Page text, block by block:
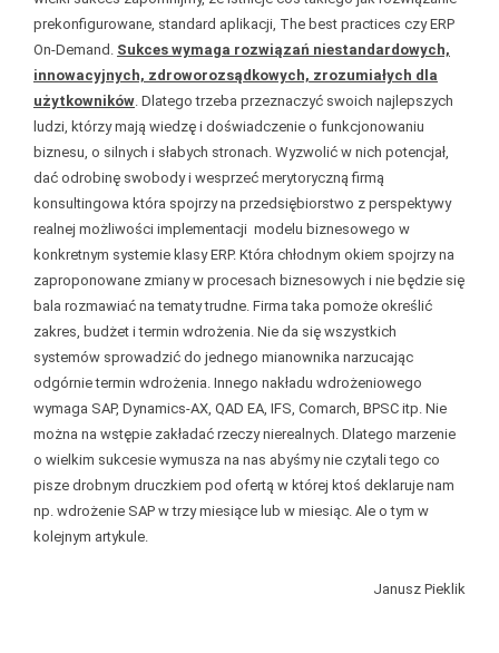
prekonfigurowane, standard aplikacji, The best practices czy ERP
On-Demand. Sukces wymaga rozwiązań niestandardowych,
innowacyjnych, zdroworozsądkowych, zrozumiałych dla
użytkowników. Dlatego trzeba przeznaczyć swoich najlepszych
ludzi, którzy mają wiedzę i doświadczenie o funkcjonowaniu
biznesu, o silnych i słabych stronach. Wyzwolić w nich potencjał,
dać odrobinę swobody i wesprzeć merytoryczną firmą
konsultingowa która spojrzy na przedsiębiorstwo z perspektywy
realnej możliwości implementacji modelu biznesowego w
konkretnym systemie klasy ERP. Która chłodnym okiem spojrzy na
zaproponowane zmiany w procesach biznesowych i nie będzie się
bala rozmawiać na tematy trudne. Firma taka pomoże określić
zakres, budżet i termin wdrożenia. Nie da się wszystkich
systemów sprowadzić do jednego mianownika narzucając
odgórnie termin wdrożenia. Innego nakładu wdrożeniowego
wymaga SAP, Dynamics-AX, QAD EA, IFS, Comarch, BPSC itp. Nie
można na wstępie zakładać rzeczy nierealnych. Dlatego marzenie
o wielkim sukcesie wymusza na nas abyśmy nie czytali tego co
pisze drobnym druczkiem pod ofertą w której ktoś deklaruje nam
np. wdrożenie SAP w trzy miesiące lub w miesiąc. Ale o tym w
kolejnym artykule.
Janusz Pieklik